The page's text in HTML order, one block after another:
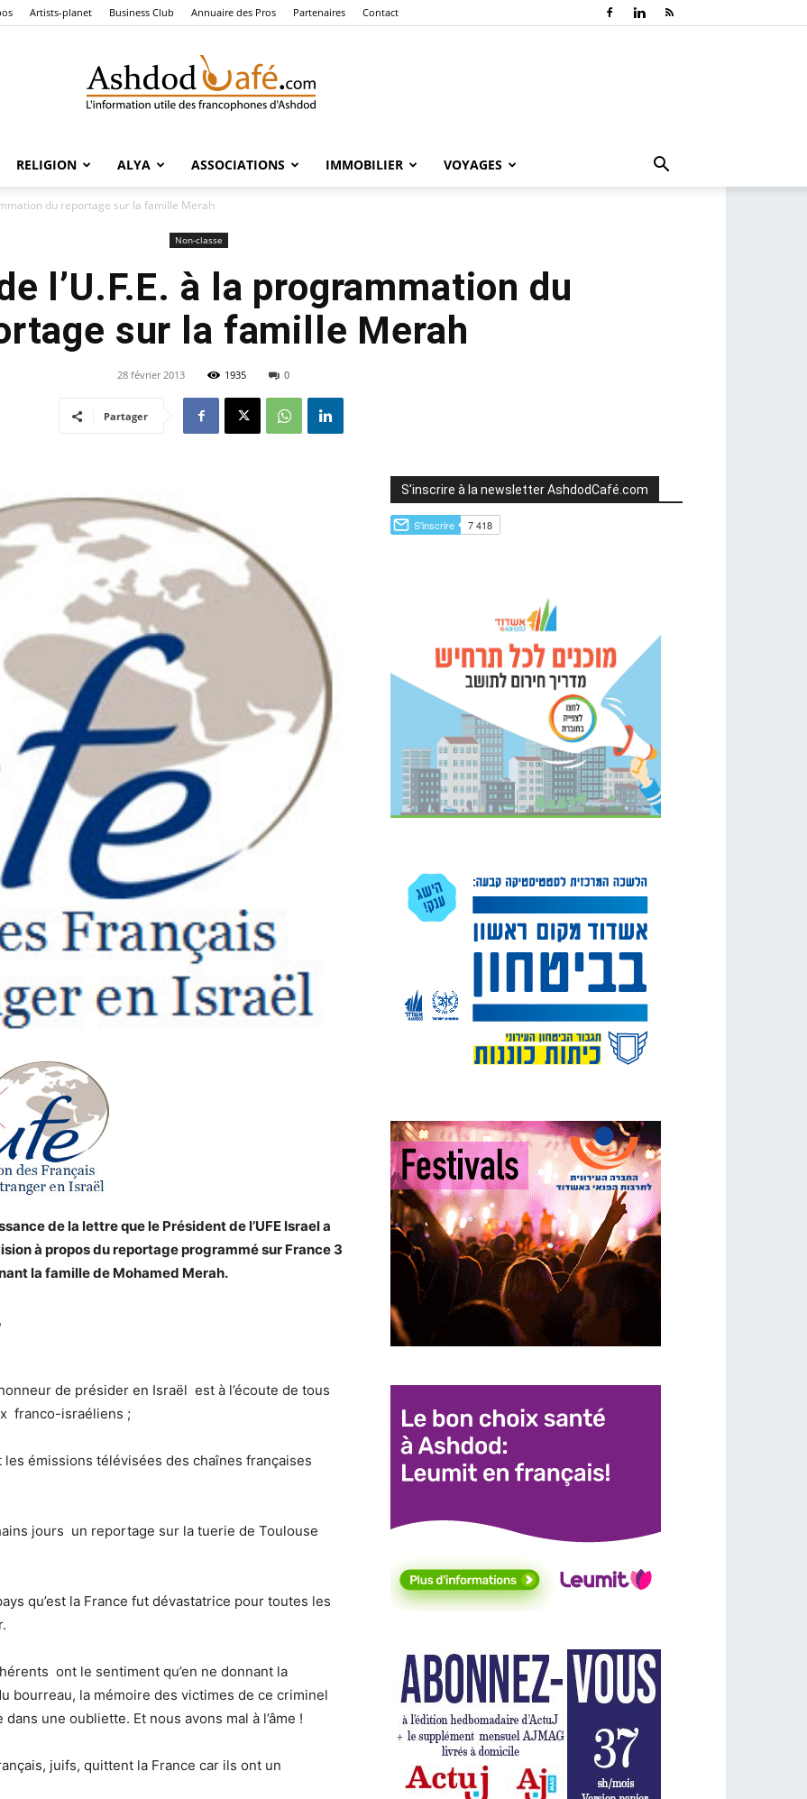
Artists-planet Business Club Annuaire des Pros Partenaires Contact
Café
RELIGION ALYA ASSOCIATIONS IMMOBILIER VOYAGES
du reportage sur la famille Merah
Non-classe
l’U.F.E. à la programmation du
sur la famille Merah
28 février 2013 1935 0
Partager
de la lettre que le Président de l’UFE Israel a
à propos du reportage programmé sur France 3
la famille de Mohamed Merah.
de présider en Israël est à l’écoute de tous
franco-israéliens ;
émissions télévisées des chaînes françaises
jours un reportage sur la tuerie de Toulouse
qu’est la France fut dévastatrice pour toutes les
ont le sentiment qu’en ne donnant la
bourreau, la mémoire des victimes de ce criminel
une oubliette. Et nous avons mal à l’âme !
juifs, quittent la France car ils ont un
S'inscrire à la newsletter AshdodCafé.com